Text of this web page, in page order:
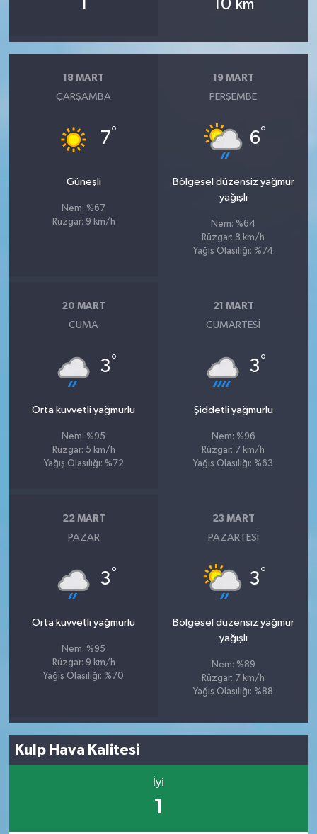
10 km
18 MART
ÇARŞAMBA
7°
Güneşli
Nem: %67
Rüzgar: 9 km/h
19 MART
PERŞEMBE
6°
Bölgesel düzensiz yağmur
yağışlı
Nem: %64
Rüzgar: 8 km/h
Yağış Olasılığı: %74
20 MART
CUMA
3°
Orta kuvvetli yağmurlu
Nem: %95
Rüzgar: 5 km/h
Yağış Olasılığı: %72
21 MART
CUMARTESI
3°
Şiddetli yağmurlu
Nem: %96
Rüzgar: 7 km/h
Yağış Olasılığı: %63
22 MART
PAZAR
3°
Orta kuvvetli yağmurlu
Nem: %95
Rüzgar: 9 km/h
Yağış Olasılığı: %70
23 MART
PAZARTESI
3°
Bölgesel düzensiz yağmur
yağışlı
Nem: %89
Rüzgar: 7 km/h
Yağış Olasılığı: %88
Kulp Hava Kalitesi
İyi
1